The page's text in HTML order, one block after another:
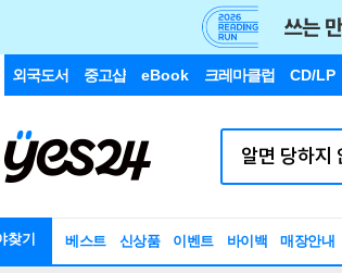
외국도서 중고샵 eBook 크레마클럽 CD/LP
찾기 베스트 신상품 이벤트 바이백 매장안내